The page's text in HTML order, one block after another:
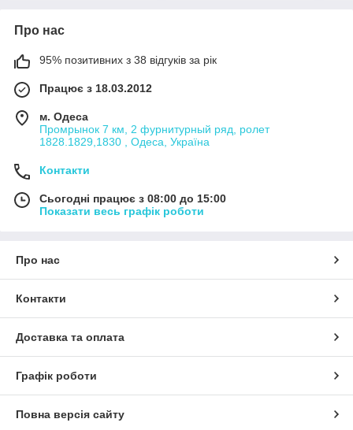
Про нас
95% позитивних з 38 відгуків за рік
Працює з 18.03.2012
м. Одеса
Промрынок 7 км, 2 фурнитурный ряд, ролет
1828.1829,1830 , Одеса, Україна
Контакти
Сьогодні працює з 08:00 до 15:00
Показати весь графік роботи
Про нас
Контакти
Доставка та оплата
Графік роботи
Повна версія сайту